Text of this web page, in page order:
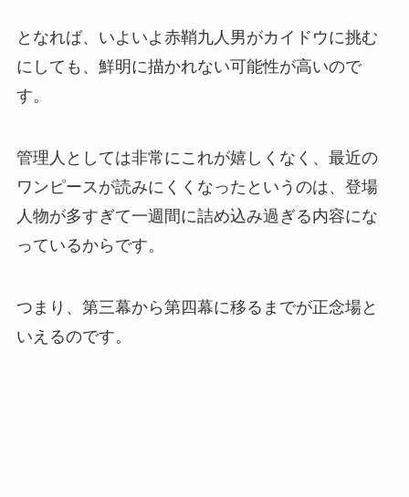
となれば、いよいよ赤鞘九人男がカイドウに挑む
にしても、鮮明に描かれない可能性が高いので
す。
管理人としては非常にこれが嬉しくなく、最近の
ワンピースが読みにくくなったというのは、登場
人物が多すぎて一週間に詰め込み過ぎる内容にな
っているからです。
つまり、第三幕から第四幕に移るまでが正念場と
いえるのです。